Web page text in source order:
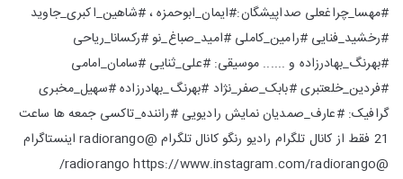
#مهسا_چراغعلی صداپیشگان:#ایمان_ابوحمزه ، #شاهین_اکبری_جاوید
#رخشید_فنایی #رامین_کاملی #امید_صباغ_نو #رکسانا_ریاحی
#بهرنگ_بهادرزاده و ...... موسیقی: #علی_ثنایی #سامان_امامی
#فردین_خلعتبری #بابک_صفر_نژاد #بهرنگ_بهادرزاده #سهیل_مخبری
گرافیک: #عارف_صمدیان نمایش رادیویی #راننده_تاکسی جمعه ها ساعت
21 فقط از کانال تلگرام رادیو رنگو کانال تلگرام @radiorango اینستاگرام
@radiorango https://www.instagram.com/radiorango/